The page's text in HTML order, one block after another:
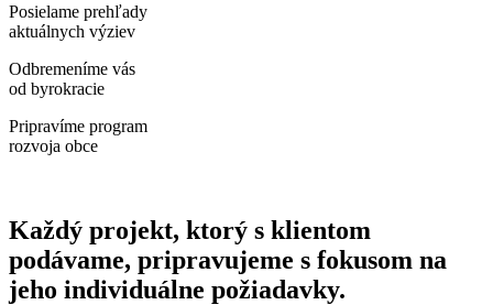
Posielame prehľady
aktuálnych výziev
Odbremeníme vás
od byrokracie
Pripravíme program
rozvoja obce
Každý projekt, ktorý s klientom
podávame, pripravujeme s fokusom na
jeho individuálne požiadavky.